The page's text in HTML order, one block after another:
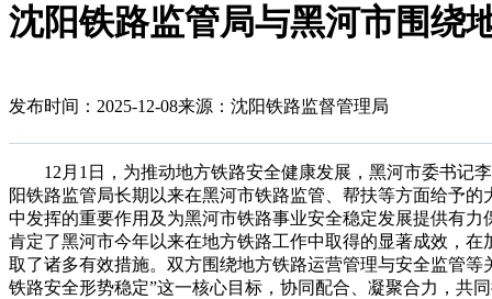
沈阳铁路监管局与黑河市围绕
发布时间：2025-12-08来源：沈阳铁路监督管理局
12月1日，为推动地方铁路安全健康发展，黑河市委书记
阳铁路监管局长期以来在黑河市铁路监管、帮扶等方面给予
中发挥的重要作用及为黑河市铁路事业安全稳定发展提供有
肯定了黑河市今年以来在地方铁路工作中取得的显著成效，
取了诸多有效措施。双方围绕地方铁路运营管理与安全监管
铁路安全形势稳定”这一核心目标，协同配合、凝聚合力，共